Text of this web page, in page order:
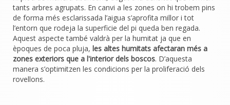
tants arbres agrupats. En canvi a les zones on hi trobem pins
de forma més esclarissada l’aigua s’aprofita millor i tot
l’entorn que rodeja la superficie del pi queda ben regada.
Aquest aspecte també valdrà per la humitat ja que en
èpoques de poca pluja, les altes humitats afectaran més a
zones exteriors que a l'interior dels boscos. D’aquesta
manera s’optimitzen les condicions per la proliferació dels
rovellons.